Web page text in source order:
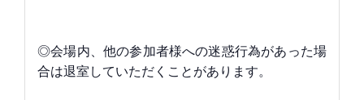
◎会場内、他の参加者様への迷惑行為があった場
合は退室していただくことがあります。